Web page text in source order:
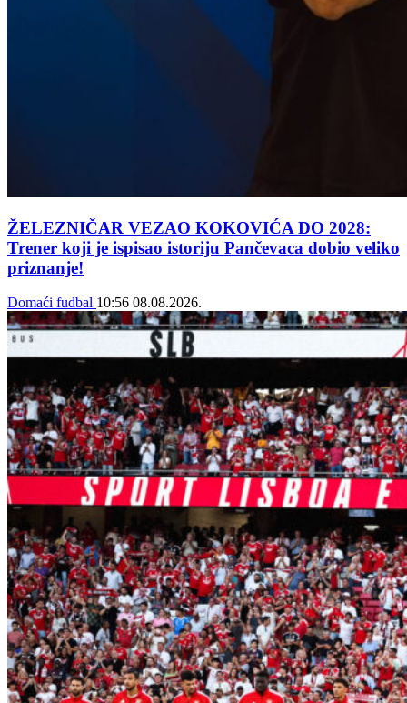
ŽELEZNIČAR VEZAO KOKOVIĆA DO 2028:
Trener koji je ispisao istoriju Pančevaca dobio veliko
priznanje!
Domaći fudbal 10:56 08.08.2026.